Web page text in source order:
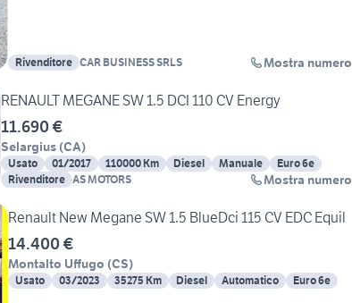
Rivenditore CAR BUSINESS SRLS Mostra numero
RENAULT MEGANE SW 1.5 DCI 110 CV Energy
11.690 €
Selargius (CA)
Usato 01/2017 110000 Km Diesel Manuale
Euro 6e
Rivenditore AS MOTORS Mostra numero
Renault New Megane SW 1.5 BlueDci 115 CV EDC Equil
14.400 €
Montalto Uffugo (CS)
Usato 03/2023 35275 Km Diesel Automatico Euro 6e